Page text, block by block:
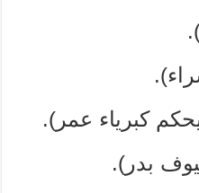
كبرياء عمر).
بدر).